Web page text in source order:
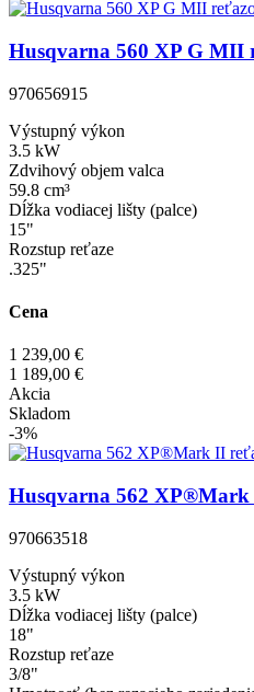
Husqvarna 560 XP G MII
970656915
Výstupný výkon
3.5 kW
Zdvihový objem valca
59.8 cm³
Dĺžka vodiacej lišty (palce)
15"
Rozstup reťaze
.325"
Cena
1 239,00 €
1 189,00 €
Akcia
Skladom
-3%
Husqvarna 562
970663518
Výstupný výkon
3.5 kW
Dĺžka vodiacej lišty (palce)
18"
Rozstup reťaze
3/8"